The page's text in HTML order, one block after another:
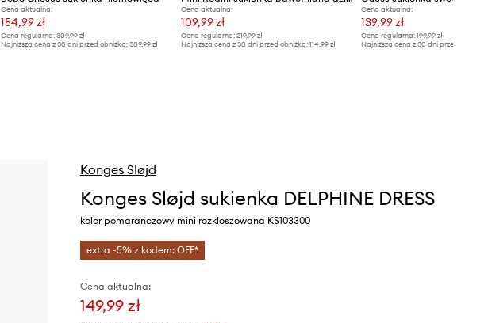
Cena aktualna:
154,99 zł
Cena regularna: 309,99 zł
Najniższa cena z 30 dni przed obniżką: 309,99 zł
Cena aktualna:
109,99 zł
Cena regularna:219,99 zł
Najniższa cena z 30 dni przed obniżką:114,99 zł
Cena aktualna:
139,99 zł
Cena regularna: 199,99 zł
Najniższa cena z 30 dni przed obniżką:
Konges Sløjd
Konges Sløjd sukienka DELPHINE DRESS
kolor pomarańczowy mini rozkloszowana KS103300
extra -5% z kodem: OFF*
Cena aktualna:
149,99 zł